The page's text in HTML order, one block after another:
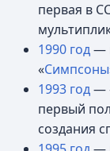
первая в
1990 год—
«Симпсоны
1993 год—
первый
создания